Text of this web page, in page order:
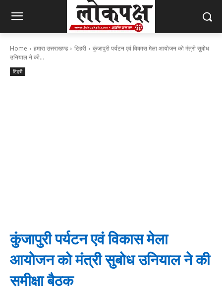
Home हमारा उत्तराखण्ड टिहरी
कुंजापुरी पर्यटन एवं विकास मेला आयोजन को मंत्री सुबोध
उनियाल ने की...
टिहरी
कुंजापुरी पर्यटन एवं विकास मेला
आयोजन को मंत्री सुबोध उनियाल ने की
समीक्षा बैठक